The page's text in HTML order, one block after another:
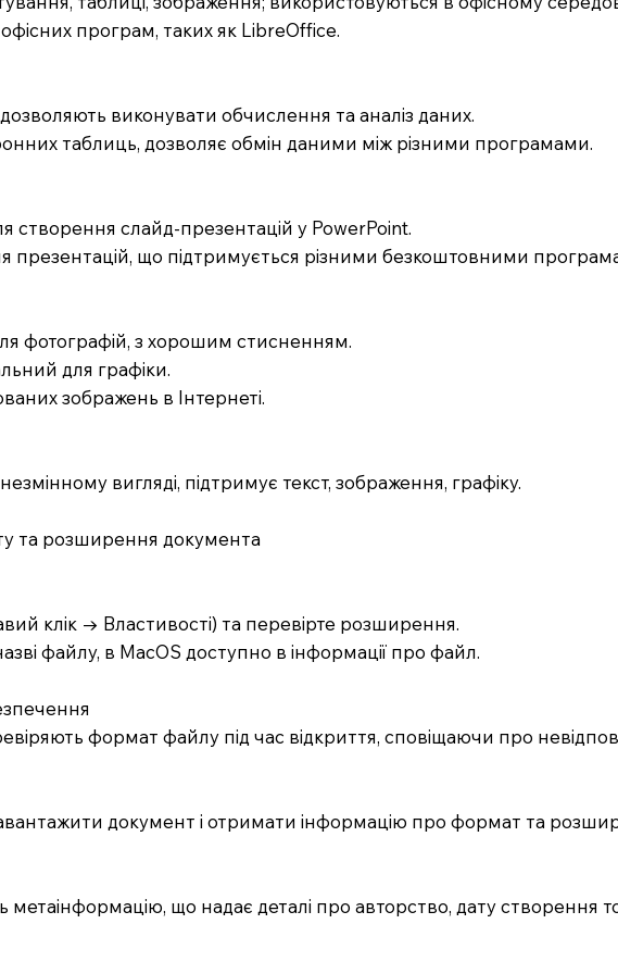
програм, таких як LibreOffice.
виконувати обчислення та аналіз даних.
таблиць, дозволяє обмін даними між різними програмами.
слайд-презентацій у PowerPoint.
що підтримується різними безкоштовними
фотографій, з хорошим стисненням.
для графіки.
зображень в Інтернеті.
вигляді, підтримує текст, зображення, графіку.
та розширення документа
клік → Властивості) та перевірте розширення.
файлу, в MacOS доступно в інформації про файл.
формат файлу під час відкриття, сповіщаючи про
документ і отримати інформацію про формат та
метаінформацію, що надає деталі про авторство, дату створення